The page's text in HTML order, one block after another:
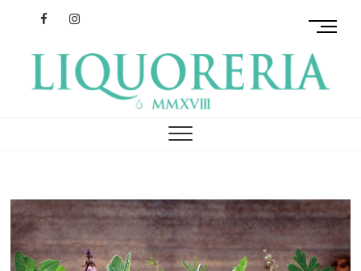
FacebookInstagram
リクオレリア
M
u
n